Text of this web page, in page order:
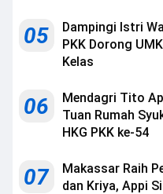
05
Dampingi Istri
PKK Dorong
Kelas
06
Mendagri Tito
Tuan Rumah
HKG PKK ke-54
07
Makassar Raih
dan Kriya, Appi